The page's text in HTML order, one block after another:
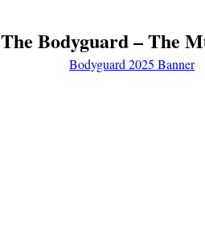
The Bodyguard – The